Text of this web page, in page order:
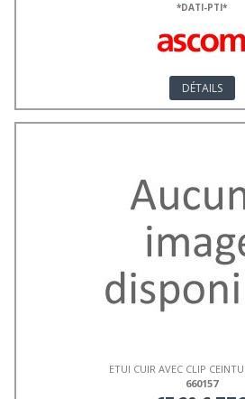
*DATI-PTI*
DÉTAILS
ETUI CUIR AVEC CLIP
660157